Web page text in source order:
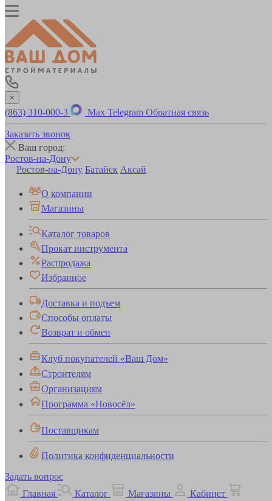
×
(863) 310-000-3 Max Telegram Обратная связь
Заказать звонок
Ваш город:
Ростов-на-Дону
Ростов-на-Дону Батайск Аксай
О компании
Магазины
Каталог товаров
Прокат инструмента
Распродажа
Избранное
Доставка и подъем
Способы оплаты
Возврат и обмен
Клуб покупателей «Ваш Дом»
Строителям
Организациям
Программа «Новосёл»
Поставщикам
Политика конфиденциальности
Задать вопрос
Главная
Каталог Магазины
Кабинет